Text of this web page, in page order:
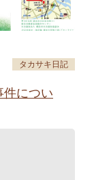
タカサキ日記
件につい